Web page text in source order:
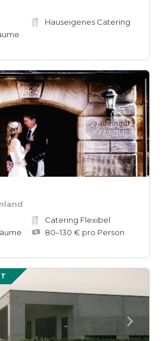
Hauseigenes Catering
Catering Flexibel
80–130 € pro Person